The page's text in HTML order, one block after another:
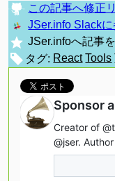
この記事へ修正
JSer.info Slack
JSer.infoへ記事
タグ: React Tools